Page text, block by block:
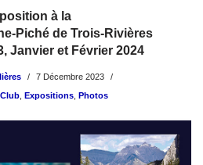
à la
Piché de Trois-Rivières
Janvier et Février 2024
7 Décembre 2023
, Expositions, Photos